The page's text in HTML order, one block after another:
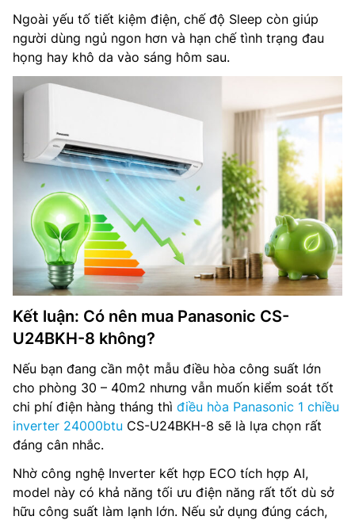
Ngoài yếu tố tiết kiệm điện, chế độ Sleep còn giúp
người dùng ngủ ngon hơn và hạn chế tình trạng đau
họng hay khô da vào sáng hôm sau.
Kết luận: Có nên mua Panasonic CS-
U24BKH-8 không?
Nếu bạn đang cần một mẫu điều hòa công suất lớn
cho phòng 30 – 40m2 nhưng vẫn muốn kiểm soát tốt
chi phí điện hàng tháng thì điều hòa Panasonic 1 chiều
inverter 24000btu CS-U24BKH-8 sẽ là lựa chọn rất
đáng cân nhắc.
Nhờ công nghệ Inverter kết hợp ECO tích hợp AI,
model này có khả năng tối ưu điện năng rất tốt dù sở
hữu công suất làm lạnh lớn. Nếu sử dụng đúng cách,